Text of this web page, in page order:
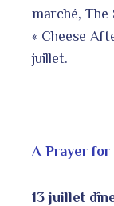
marché, The
« Cheese
juillet.
A Prayer
13 juillet